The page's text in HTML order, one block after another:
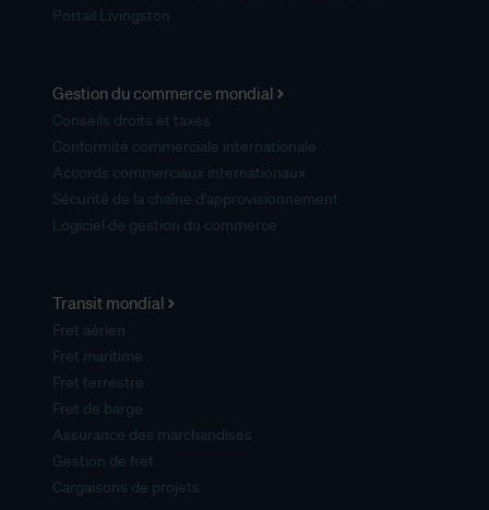
Portail Livingston
Gestion du commerce mondial
Conseils droits et taxes
Conformité commerciale internationale
Accords commerciaux internationaux
Sécurité de la chaîne d'approvisionnement
Logiciel de gestion du commerce
Transit mondial
Fret aérien
Fret maritime
Fret terrestre
Fret de barge
Assurance des marchandises
Gestion de fret
Cargaisons de projets